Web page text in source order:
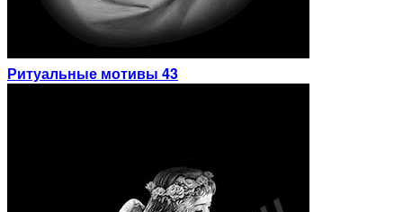
Ритуальные мотивы 43